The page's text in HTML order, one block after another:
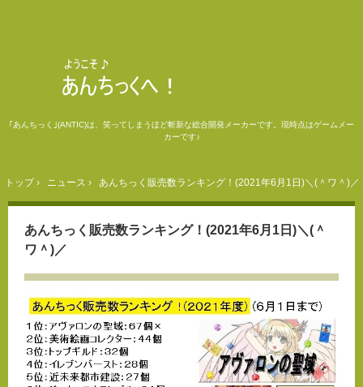
｢あんちっく｣(ANTIC)は、笑ってしまうほど斬新な総合開発メーカーです。現時点はゲームメー
カーです♪
トップ› ニュース › あんちっく販売数ランキング！(2021年6月1日)＼(＾ワ＾)／
あんちっく販売数ランキング！(2021年6月1日)＼(＾
ワ＾)／